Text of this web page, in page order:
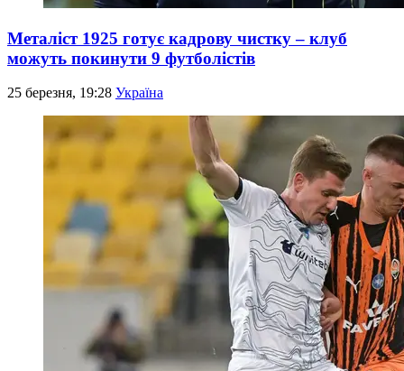
Металіст 1925 готує кадрову чистку – клуб
можуть покинути 9 футболістів
25 березня, 19:28 Україна